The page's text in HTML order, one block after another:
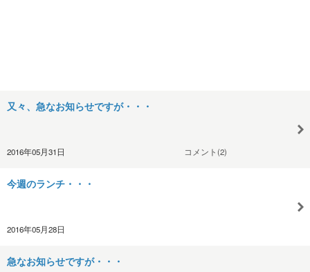
又々、急なお知らせですが・・・
2016年05月31日 コメント(2)
今週のランチ・・・
2016年05月28日
急なお知らせですが・・・